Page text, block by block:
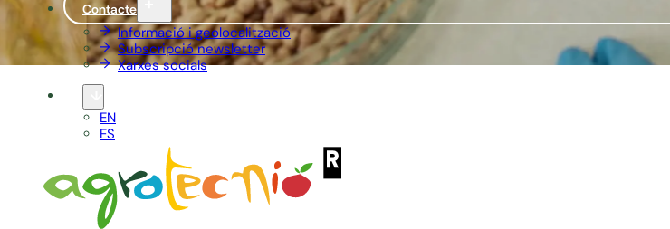
Contacte
Informació i geolocalització
Subscripció newsletter
Xarxes socials
EN
ES